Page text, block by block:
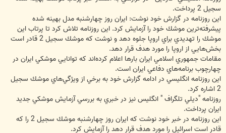
سجيل 2 پرداخت.
اين روزنامه در گزارش خود نوشت: ايران روز چهارشنبه مدل بهينه شده
پيشرفته‌ترين موشك خود را آزمايش كرد. اين روزنامه تلاش كرد تا پرتاب اين
موشك را تهديدي براي اروپا جلوه دهد و نوشت كه موشك سجيل 2 قادر است
بخش‌هايي از اروپا را مورد هدف قرار دهد.
مقامات جمهوري اسلامي ايران بارها اعلام كرده‌اند كه توانايي موشكي ايران در
چهارچوب برنامه‌هاي دفاعي ايران است.
اين روزنامه انگليسي در ادامه گزارش خود به برخي از ويژگي‌هاي موشك سجيل
2 اشاره كرد.
روزنامه "ديلي تلگراف " انگليس نيز در خبري به بررسي آزمايش موشكي جديد
ايران پرداخت.
اين روزنامه در خبر خود نوشت كه ايران روز چهارشنبه موشك سجيل 2 را كه
قادر است اسرائيل را مورد هدف قرار دهد را آزمايش كرد.